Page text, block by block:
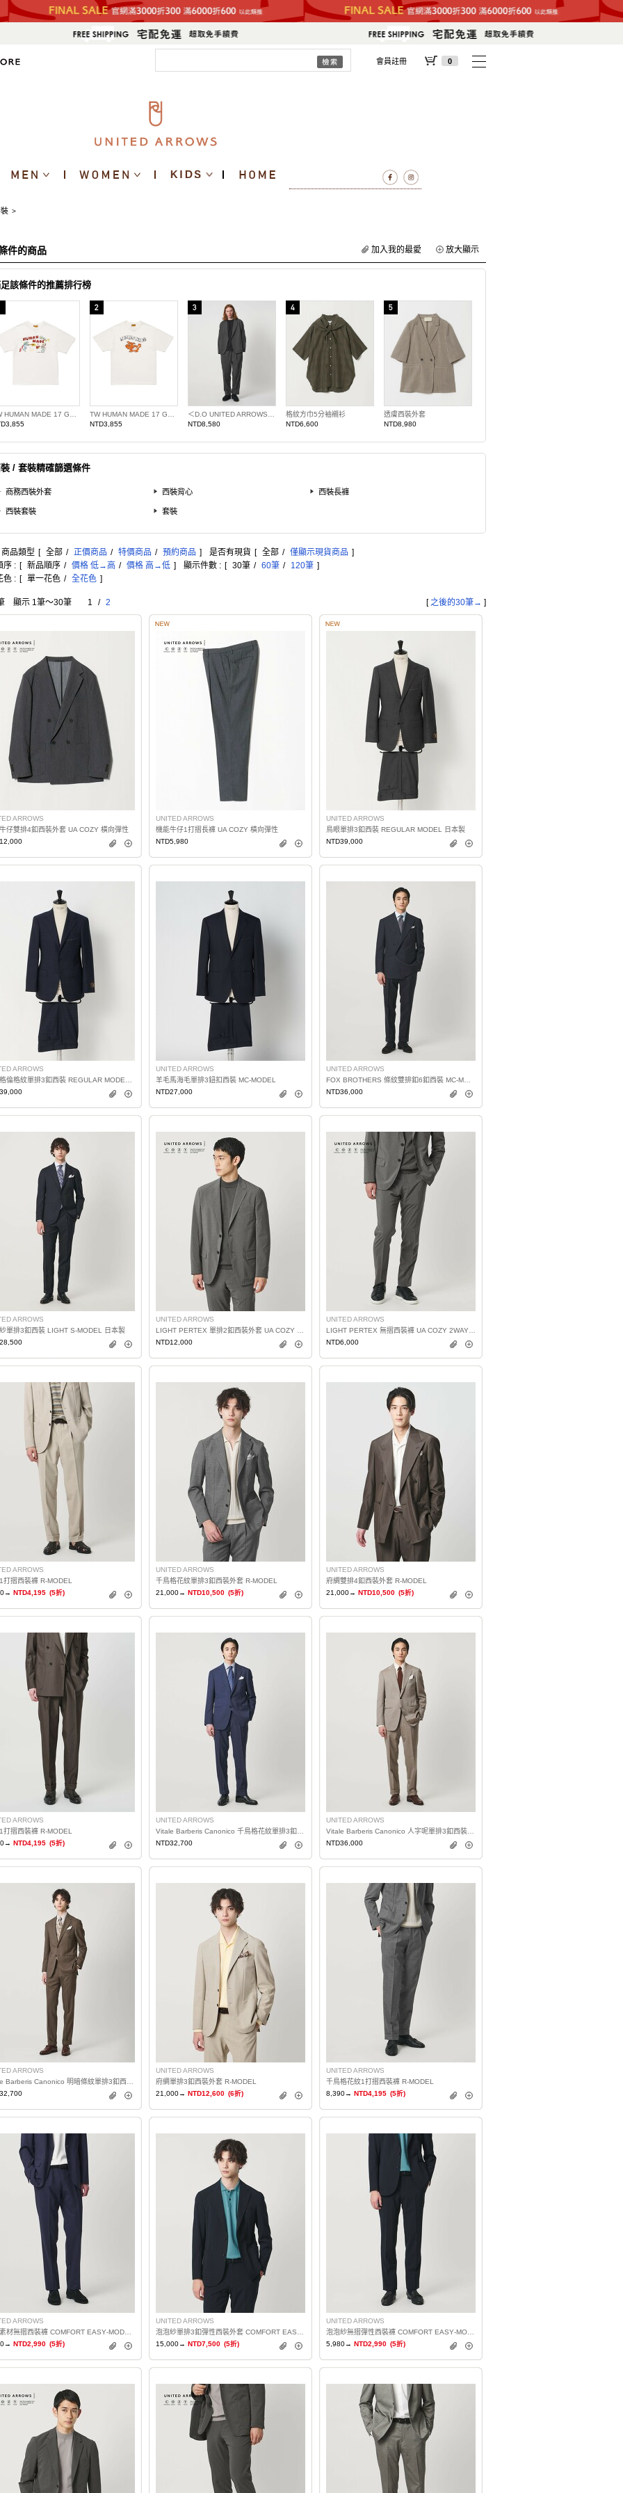
會員註冊 0
>
件的商品 放大顯示
加入我的最愛
該條件的推薦排行榜
NTD3,855
NTD8,580
格紋方巾5分袖襯衫
NTD6,600
透膚西裝外套
NTD8,980
/ 套裝精確篩選條件
商務西裝外套 西裝背心 西裝長褲
西裝套裝 套裝
品類型 [ 全部 / 正價商品 / 特價商品 / 預約商品 ] 是否有現貨 [ 全部 / 僅顯示現貨商品 ]
序 : [ 新品順序 / 價格 低→高 / 價格 高→低 ] 顯示件數 : [ 30筆 / 60筆 / 120筆 ]
色 : [ 單一花色 / 全花色 ]
顯示 1筆〜30筆 1 / 2 [ 之後的30筆→ ]
ARROWS
仔雙排4釦西裝外套 UA COZY 橫向彈性
UNITED ARROWS
機能牛仔1打摺長褲 UA COZY 橫向彈性
NTD5,980
UNITED ARROWS
鳥眼單排3釦西裝 REGULAR MODEL 日本製
NTD39,000
ARROWS
UNITED ARROWS
羊毛馬海毛單排3鈕扣西裝 MC-MODEL
NTD27,000
UNITED ARROWS
NTD36,000
ARROWS
單排3釦西裝 LIGHT S-MODEL 日本製
UNITED ARROWS
NTD12,000
UNITED ARROWS
NTD6,000
ARROWS
打摺西裝褲 R-MODEL
NTD4,195 (5折)
UNITED ARROWS
千鳥格花紋單排3釦西裝外套 R-MODEL
21,000→ NTD10,500 (5折)
UNITED ARROWS
府綢雙排4釦西裝外套 R-MODEL
21,000→ NTD10,500 (5折)
ARROWS
打摺西裝褲 R-MODEL
NTD4,195 (5折)
UNITED ARROWS
NTD32,700
UNITED ARROWS
NTD36,000
ARROWS
UNITED ARROWS
府綢單排3釦西裝外套 R-MODEL
21,000→ NTD12,600 (6折)
UNITED ARROWS
千鳥格花紋1打摺西裝褲 R-MODEL
8,390→ NTD4,195 (5折)
ARROWS
NTD2,990 (5折)
UNITED ARROWS
15,000→ NTD7,500 (5折)
UNITED ARROWS
5,980→ NTD2,990 (5折)